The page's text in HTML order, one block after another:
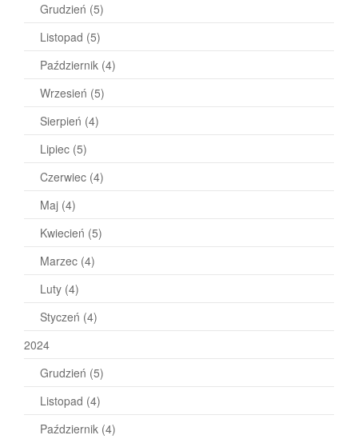
Grudzień (5)
Listopad (5)
Październik (4)
Wrzesień (5)
Sierpień (4)
Lipiec (5)
Czerwiec (4)
Maj (4)
Kwiecień (5)
Marzec (4)
Luty (4)
Styczeń (4)
2024
Grudzień (5)
Listopad (4)
Październik (4)